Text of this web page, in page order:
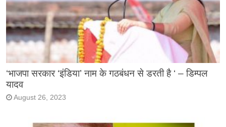
‘भाजपा सरकार ‘इंडिया’ नाम के गठबंधन से डरती है ‘ – डिम्पल
यादव
August 26, 2023